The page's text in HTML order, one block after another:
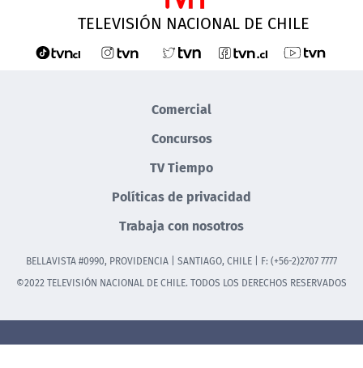
TELEVISIÓN NACIONAL DE CHILE
Comercial
Concursos
TV Tiempo
Políticas de privacidad
Trabaja con nosotros
BELLAVISTA #0990, PROVIDENCIA | SANTIAGO, CHILE | F: (+56-2)2707 7777
©2022 TELEVISIÓN NACIONAL DE CHILE. TODOS LOS DERECHOS RESERVADOS